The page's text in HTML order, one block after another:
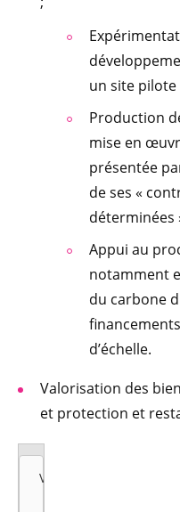
un site pilote
Production
mise en
présentée
de ses «
déterminées
Appui au
notamment
du carbone
d’échelle.
Valorisation des
et protection et
Vous avez